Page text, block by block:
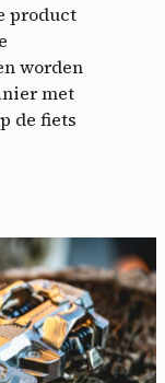
product
worden
met
de fiets